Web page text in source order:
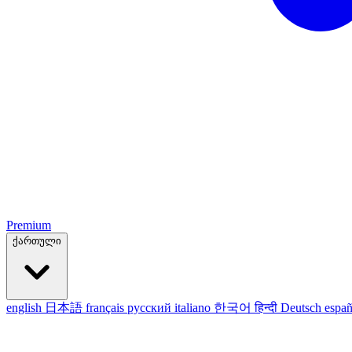
Premium
ქართული
english 日本語 français русский italiano 한국어हिन्दी Deutsch